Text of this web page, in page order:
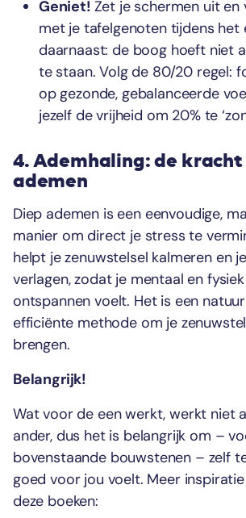
Geniet! Zet je schermen uit
met je tafelgenoten tijdens het
daarnaast: de boog hoeft niet
te staan. Volg de 80/20 regel:
op gezonde, gebalanceerde
jezelf de vrijheid om 20% te
4. Ademhaling: de
ademen
Diep ademen is een eenvoudige,
manier om direct je stress te
helpt je zenuwstelsel kalmeren en
verlagen, zodat je mentaal en
ontspannen voelt. Het is een
efficiënte methode om je
brengen.
Belangrijk!
Wat voor de een werkt, werkt niet
ander, dus het is belangrijk om –
bovenstaande bouwstenen – zelf
goed voor jou voelt. Meer
deze boeken: